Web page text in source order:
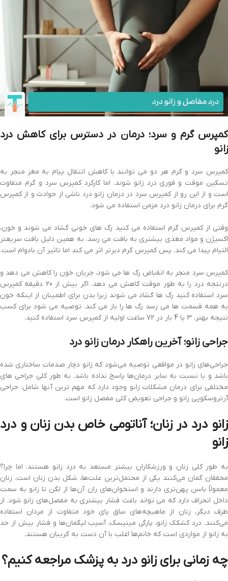
کمپرس گرم و سرد؛ درمان در دسترس برای کاهش درد
زانو
کمپرس سرد و گرم هر دو می توانند با کاهش انتقال پیام به مغز منجر به
تسکین موقت و فوری درد زانو شوند. اما کارکرد کمپرس سرد و گرم متفاوت
است و از این رو از کمپرس سرد در درمان زانو درد ناشی از حوادث و از کمپرس
گرم برای درمان زانو درد مزمن استفاده می شود.
وقتی از کمپرس گرم استفاده می کنید رگ های خونی گشاد می شوند و خون،
اکسیژن و مواد مغذی بیشتری به بافت می رسد. به همین دلیل بافت سریعتر
التیام پیدا می کند. پس کمپرس گرم دیرتر اثر می کند اما تاثیر آن بادوام است.
کمپرس سرد منجر به انقباض رگ ها می شود، جریان خون را کاهش می دهد و
درنتجه درد را به طور موقت کاهش می دهد. اگر بیش از 20 دقیقه کمپرس
سرد استفاده کنید رگ ها گشاد می شوند زیرا بدن برای اطمینان از اینکه خون
به همه قسمت ها می رسد رگ ها را باز می کند. توصیه می شود برای کسب
نتیجه بهتر، 3 یا 4 بار در 72 ساعت اولیه از کمپرس سرد استفاده کنید.
جراحی زانو؛ آخرین راهکار درمان زانو درد
جراحی‌های زانو در مواقعی توصیه می‌شود که زانو دچار صدمات ساختاری شده
باشد و یا نسبت به سایر درمان‌ها پاسخ نداده باشد. به طور کلی جراحی های
مختلفی برای درمان مشکلات زانو وجود دارد که مهم ترین آنها شامل: جراحی
آرتروسکوپی زانو و جراحی تعویض کلی مفصل زانو است.
زانو درد در زنان؛ آناتومی خاص بدن زنان و درد
زانو
به طور کلی زنان و ورزشکاران بیشتر مستعد به درد زانو هستند. اما چرا؟
محققان گمان می‌کنند یکی از محتمل‌ترین علت‌ها، شکل بدن زنان است. زنان
معمولاً باسن پهن‌تری دارند و استخوان‌های ران آن‌ها از لگن تا زانو به سمت
داخل انحراف دارد که می تواند باعث فشار بیشتری به مفصل‌های زانو شود. از
طرف دیگر، زنان از ماهیچه‌های ساق پای خود متفاوت از مردان استفاده
می‌کنند. درد کشکک زانو، پارگی مینیسک، آسیب لیگمان‌ها و فشار بیش از حد
به زانو از مواردی است که خانم‌ها اغلب با آن دست به گریبان هستند.
چه زمانی برای زانو درد به پزشک مراجعه کنیم؟